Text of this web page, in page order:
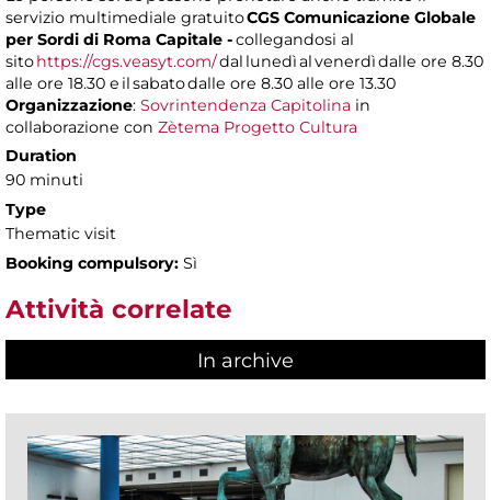
servizio multimediale gratuitoCGS Comunicazione Globale
per Sordi di Roma Capitale -collegandosi al
sitohttps://cgs.veasyt.com/dal lunedì al venerdì dalle ore 8.30
alle ore 18.30 e il sabato dalle ore 8.30 alle ore 13.30
Organizzazione: Sovrintendenza Capitolina in
collaborazione con Zètema Progetto Cultura
Duration
90 minuti
Type
Thematic visit
Booking compulsory: Sì
Attività correlate
In archive